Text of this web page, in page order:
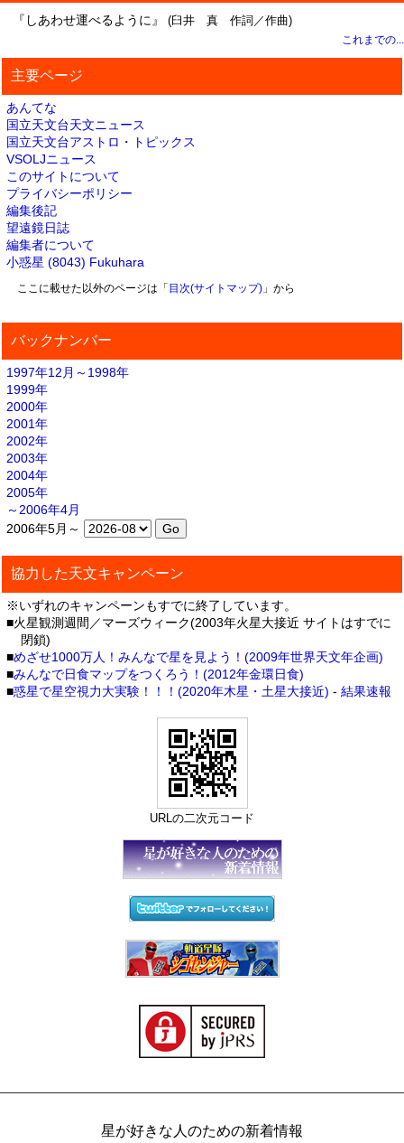
『しあわせ運べるように』 (臼井 真 作詞／作曲)
これまでの...
主要ページ
あんてな
国立天文台天文ニュース
国立天文台アストロ・トピックス
VSOLJニュース
このサイトについて
プライバシーポリシー
編集後記
望遠鏡日誌
編集者について
小惑星 (8043) Fukuhara
ここに載せた以外のページは「 目次(サイトマップ)」から
バックナンバー
1997年12月～1998年
1999年
2000年
2001年
2002年
2003年
2004年
2005年
～2006年4月
2006年5月～
協力した天文キャンペーン
※いずれのキャンペーンもすでに終了しています。
■火星観測週間／マーズウィーク(2003年火星大接近 サイトはすでに
閉鎖)
■めざせ1000万人！みんなで星を見よう！(2009年世界天文年企画)
■みんなで日食マップをつくろう！(2012年金環日食)
■惑星で星空視力大実験！！！(2020年木星・土星大接近) - 結果速報
URLの二次元コード
星が好きな人のための新着情報